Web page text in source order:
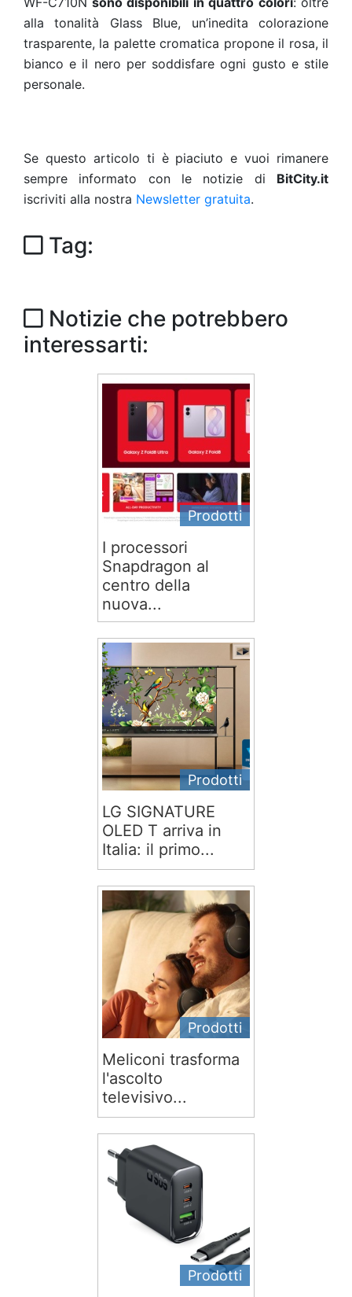
alla tonalità Glass Blue, un’inedita colorazione
trasparente, la palette cromatica propone il rosa, il
bianco e il nero per soddisfare ogni gusto e stile
personale.
Se questo articolo ti è piaciuto e vuoi rimanere
sempre informato con le notizie di BitCity.it
iscriviti alla nostra Newsletter gratuita.
Tag:
Notizie che potrebbero
interessarti:
Prodotti
I processori
Snapdragon al
centro della
nuova...
Prodotti
LG SIGNATURE
OLED T arriva in
Italia: il primo...
Prodotti
Meliconi trasforma
l'ascolto
televisivo...
Prodotti